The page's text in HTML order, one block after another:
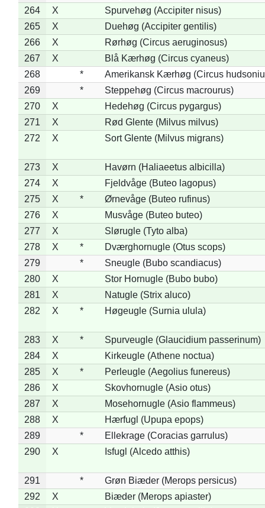
264
X
Spurvehøg (Accipiter nisus)
265
X
Duehøg (Accipiter gentilis)
266
X
Rørhøg (Circus aeruginosus)
267
X
Blå Kærhøg (Circus cyaneus)
268
*
Amerikansk Kærhøg (Circus
269
*
Steppehøg (Circus macrourus)
270
X
Hedehøg (Circus pygargus)
271
X
Rød Glente (Milvus milvus)
272
X Sort Glente (Milvus migrans)
273 X
Havørn (Haliaeetus albicilla)
274
X
Fjeldvåge (Buteo lagopus)
275
X *
Ørnevåge (Buteo rufinus)
276
X
Musvåge (Buteo buteo)
277
X
Slørugle (Tyto alba)
278
X *
Dværghornugle (Otus scops)
279
*
Sneugle (Bubo scandiacus)
280
X
Stor Hornugle (Bubo bubo)
281
X
Natugle (Strix aluco)
282
X * Høgeugle (Surnia ulula)
283 X *
Spurveugle (Glaucidium passerinum)
284
X
Kirkeugle (Athene noctua)
285
X *
Perleugle (Aegolius funereus)
286
X
Skovhornugle (Asio otus)
287
X
Mosehornugle (Asio flammeus)
288
X
Hærfugl (Upupa epops)
289
*
Ellekrage (Coracias garrulus)
290
X Isfugl (Alcedo atthis)
291 *
Grøn Biæder (Merops persicus)
292
X
Biæder (Merops apiaster)